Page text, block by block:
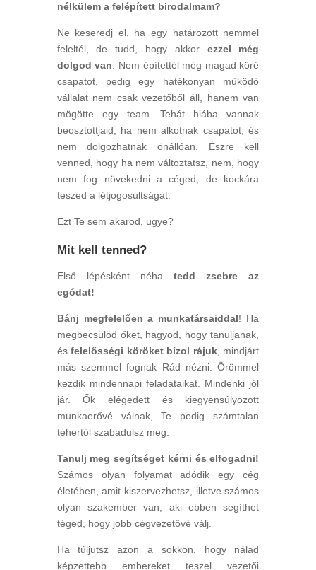
nélkülem a felépített birodalmam?
Ne keseredj el, ha egy határozott nemmel
feleltél, de tudd, hogy akkor ezzel még
dolgod van . Nem építettél még magad köré
csapatot, pedig egy hatékonyan működő
vállalat nem csak vezetőből áll, hanem van
mögötte egy team. Tehát hiába vannak
beosztottjaid, ha nem alkotnak csapatot, és
nem dolgozhatnak önállóan. Észre kell
venned, hogy ha nem változtatsz, nem, hogy
nem fog növekedni a céged, de kockára
teszed a létjogosultságát.
Ezt Te sem akarod, ugye?
Mit kell tenned?
Első lépésként néhatedd zsebre az
egódat!
Bánj megfelelően a munkatársaiddal! Ha
megbecsülöd őket, hagyod, hogy tanuljanak,
ésfelelősségi köröket bízol rájuk, mindjárt
más szemmel fognak Rád nézni. Örömmel
kezdik mindennapi feladataikat. Mindenki jól
jár. Ők elégedett és kiegyensúlyozott
munkaerővé válnak, Te pedig számtalan
tehertől szabadulsz meg.
Tanulj meg segítséget kérni és elfogadni!
Számos olyan folyamat adódik egy cég
életében, amit kiszervezhetsz, illetve számos
olyan szakember van, aki ebben segíthet
téged, hogy jobb cégvezetővé válj.
Ha túljutsz azon a sokkon, hogy nálad
képzettebb embereket teszel vezetői